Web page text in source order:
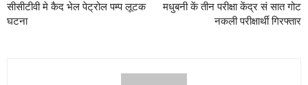
सीसीटीवी मे कैद भेल पेट्रोल पम्प लूटक
घटना
मधुबनी कें तीन परीक्षा केंद्र सं सात गोट
नकली परीक्षार्थी गिरफ्तार